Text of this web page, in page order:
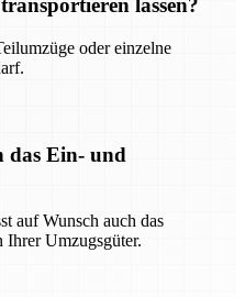
lassen?
oder einzelne
das Ein- und
auf Wunsch auch das
Ihrer Umzugsgüter.